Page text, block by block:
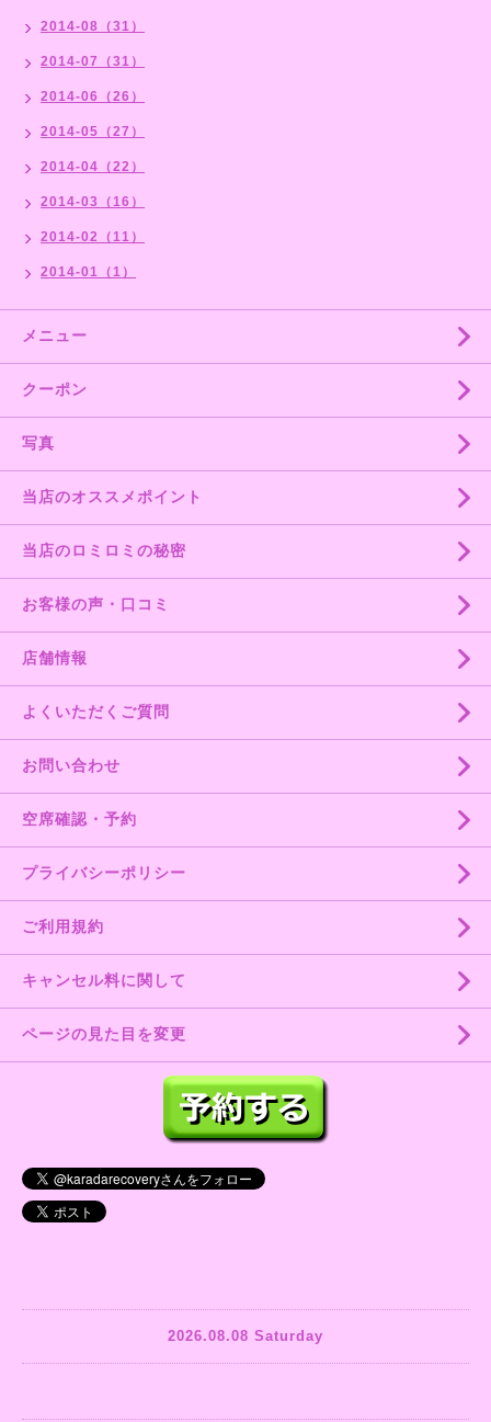
2014-08（31）
2014-07（31）
2014-06（26）
2014-05（27）
2014-04（22）
2014-03（16）
2014-02（11）
2014-01（1）
メニュー
クーポン
写真
当店のオススメポイント
当店のロミロミの秘密
お客様の声・口コミ
店舗情報
よくいただくご質問
お問い合わせ
空席確認・予約
プライバシーポリシー
ご利用規約
キャンセル料に関して
ページの見た目を変更
2026.08.08 Saturday